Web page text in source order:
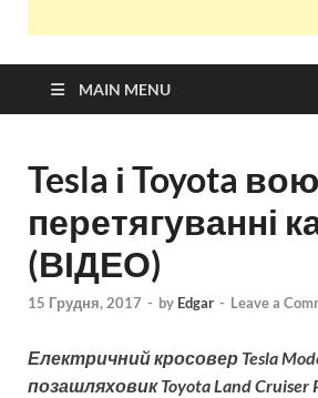
MAIN MENU
Tesla і Toyota
перетягуванні
(ВІДЕО)
15 Грудня, 2017 - by Edgar - Leave a
Електричний кросовер Tesla
позашляховик Toyota Land